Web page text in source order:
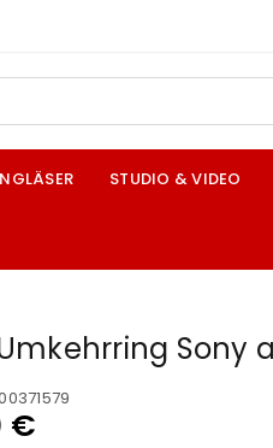
STUDIO & VIDEO
Umkehrring Sony
€